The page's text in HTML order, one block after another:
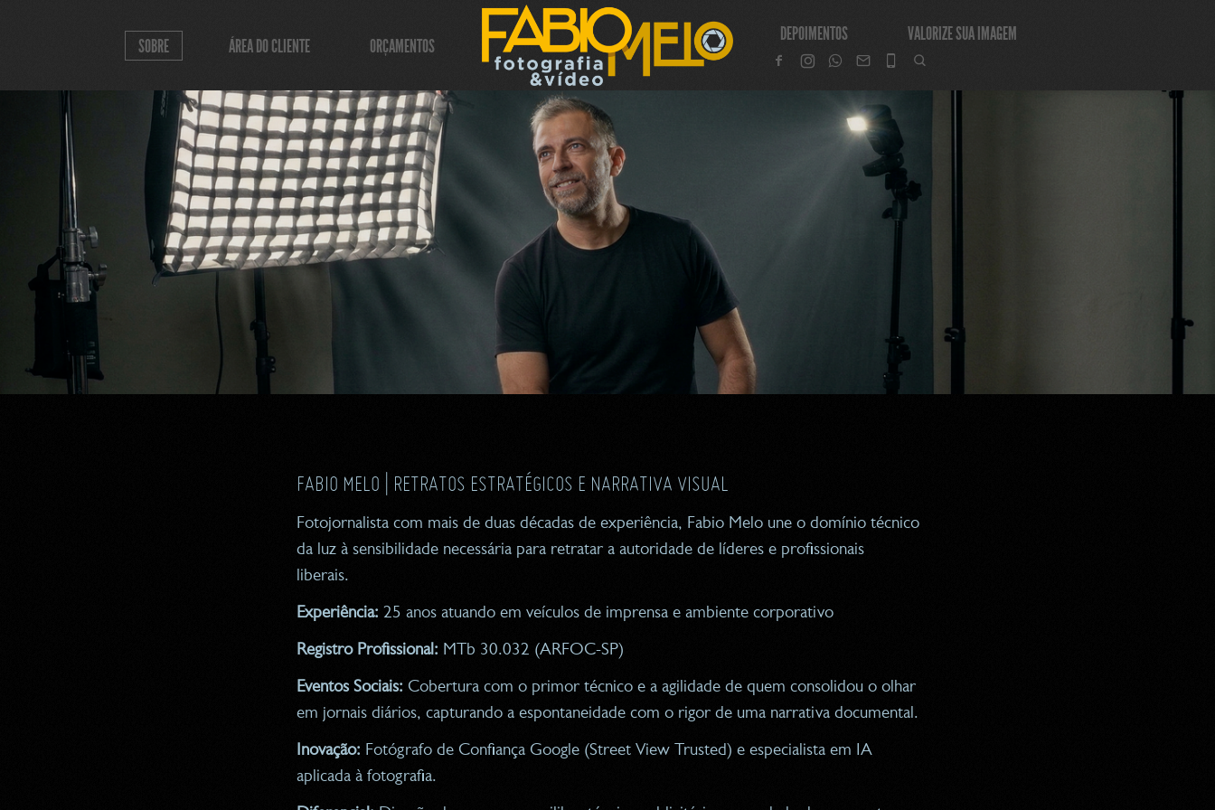
SOBRE ÁREA DO CLIENTE ORÇAMENTOS
DEPOIMENTOS VALORIZE SUA IMAGEM
FABIO MELO | RETRATOS ESTRATÉGICOS E NARRATIVA VISUAL
Fotojornalista com mais de duas décadas de experiência, Fabio Melo une o domínio técnico
da luz à sensibilidade necessária para retratar a autoridade de líderes e profissionais
liberais.
Experiência: 25 anos atuando em veículos de imprensa e ambiente corporativo
Registro Profissional: MTb 30.032 (ARFOC-SP)
Eventos Sociais: Cobertura com o primor técnico e a agilidade de quem consolidou o olhar
em jornais diários, capturando a espontaneidade com o rigor de uma narrativa documental.
Inovação: Fotógrafo de Confiança Google (Street View Trusted) e especialista em IA
aplicada à fotografia.